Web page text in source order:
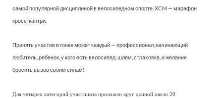
самой популярной дисциплиной в велосипедном спорте. XCM — марафон
кросс-кантри.
Принять участие в гонке может каждый — профессионал, начинающий
любитель, ребенок, у кого есть велосипед, шлем, страховка, и желание
бросить вызов своим силам!
Для четырех категорий участников проложен круг длиной около 20